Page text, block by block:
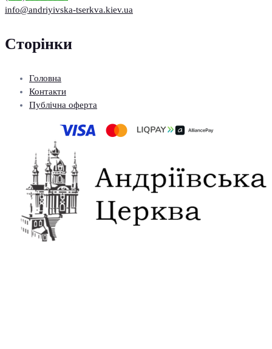
info@andriyivska-tserkva.kiev.ua
Сторінки
Головна
Контакти
Публічна оферта